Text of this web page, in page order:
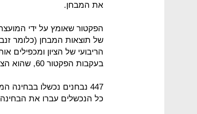
את המבחן.
הפקטור שאומץ על ידי
של תוצאות המבחן (כלומר
בעקבות הפקטור 60, שהוא הציון העובר.
כל הנכשלים עברו את